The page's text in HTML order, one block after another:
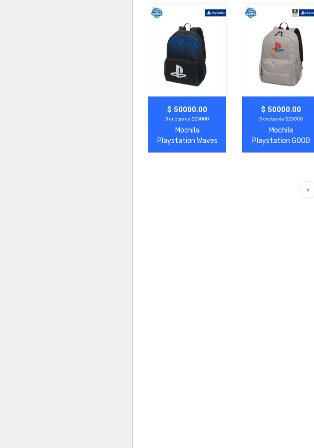
Agregar Ver Más
$ 50000.00
3 cuotas de $25000
Mochila
Playstation Waves
Agregar Ver Más
$ 50000.00
3 cuotas de $25000
Mochila
Playstation GOOD
GAME
«